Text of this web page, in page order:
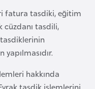
fatura tasdiki, eğitim
cüzdanı tasdili,
hakkında